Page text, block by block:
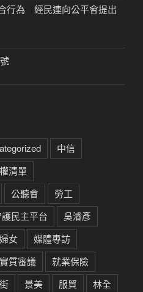
行為 經民連向公平會提出
中信
清單
公聽會
勞工
民主平台
吳濬彥
婦女
媒體專訪
實質審議
就業保險
景美 服貿
林全